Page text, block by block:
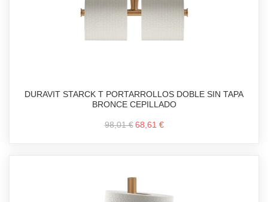
DURAVIT STARCK T PORTARROLLOS DOBLE SIN TAPA
BRONCE CEPILLADO
98,01 € 68,61 €